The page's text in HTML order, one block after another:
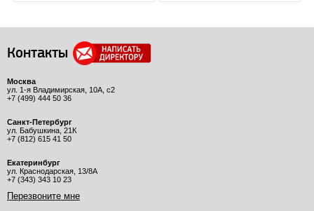
Контакты
Москва
ул. 1-я Владимирская, 10А, с2
+7 (499) 444 50 36
Санкт-Петербург
ул. Бабушкина, 21К
+7 (812) 615 41 50
Екатеринбург
ул. Краснодарская, 13/8А
+7 (343) 343 10 23
Перезвоните мне